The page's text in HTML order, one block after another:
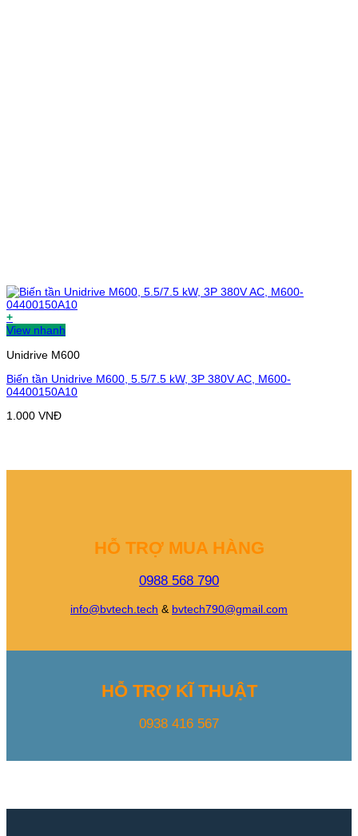
+
View nhanh
Unidrive M600
Biến tần Unidrive M600, 5.5/7.5 kW, 3P 380V AC, M600-
04400150A10
1.000 VNĐ
HỖ TRỢ MUA HÀNG
0988 568 790
info@bvtech.tech & bvtech790@gmail.com
HỖ TRỢ KĨ THUẬT
0938 416 567